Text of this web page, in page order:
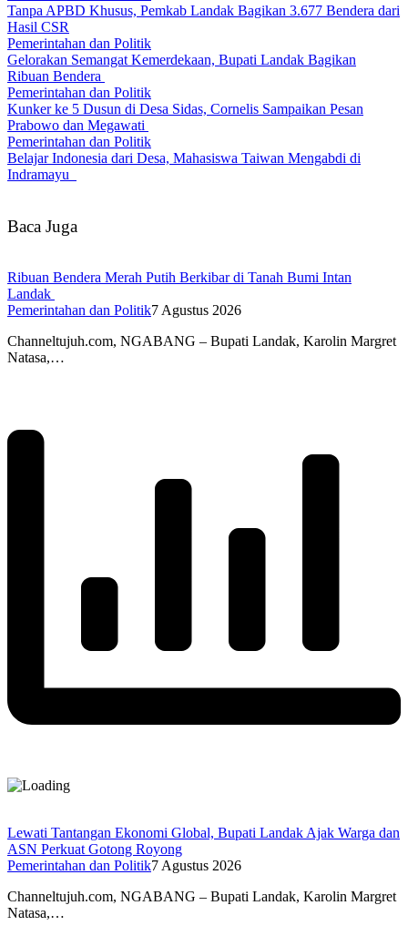
Tanpa APBD Khusus, Pemkab Landak Bagikan 3.677 Bendera dari
Hasil CSR
Pemerintahan dan Politik
Gelorakan Semangat Kemerdekaan, Bupati Landak Bagikan
Ribuan Bendera
Pemerintahan dan Politik
Kunker ke 5 Dusun di Desa Sidas, Cornelis Sampaikan Pesan
Prabowo dan Megawati
Pemerintahan dan Politik
Belajar Indonesia dari Desa, Mahasiswa Taiwan Mengabdi di
Indramayu
Baca Juga
Ribuan Bendera Merah Putih Berkibar di Tanah Bumi Intan
Landak
Pemerintahan dan Politik7 Agustus 2026
Channeltujuh.com, NGABANG – Bupati Landak, Karolin Margret
Natasa,…
Lewati Tantangan Ekonomi Global, Bupati Landak Ajak Warga dan
ASN Perkuat Gotong Royong
Pemerintahan dan Politik7 Agustus 2026
Channeltujuh.com, NGABANG – Bupati Landak, Karolin Margret
Natasa,…